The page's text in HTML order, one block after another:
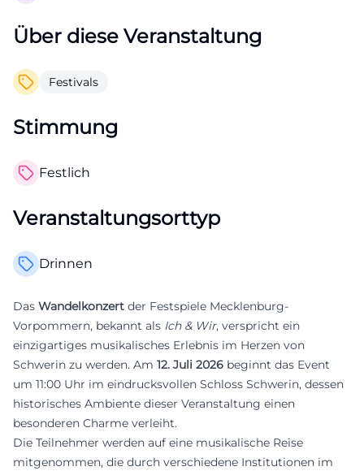
Über diese Veranstaltung
Festivals
Stimmung
Festlich
Veranstaltungsorttyp
Drinnen
Das Wandelkonzert der Festspiele Mecklenburg-
Vorpommern, bekannt als Ich & Wir, verspricht ein
einzigartiges musikalisches Erlebnis im Herzen von
Schwerin zu werden. Am 12. Juli 2026 beginnt das Event
um 11:00 Uhr im eindrucksvollen Schloss Schwerin, dessen
historisches Ambiente dieser Veranstaltung einen
besonderen Charme verleiht.
Die Teilnehmer werden auf eine musikalische Reise
mitgenommen, die durch verschiedene Institutionen im